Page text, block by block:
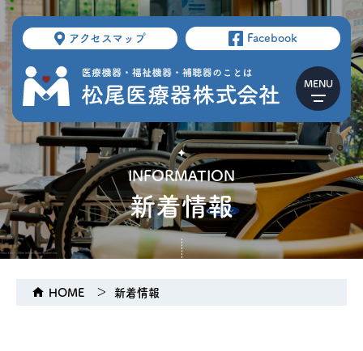
アクセスマップ Facebook
INFORMATION
新着情報
HOME 新着情報